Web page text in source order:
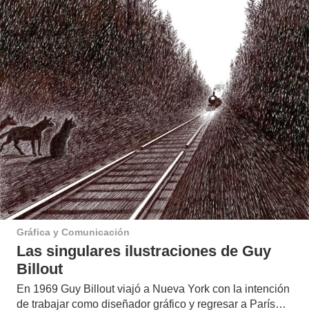
Gráfica y Comunicación
Las singulares ilustraciones de Guy
Billout
En 1969 Guy Billout viajó a Nueva York con la intención
de trabajar como diseñador gráfico y regresar a París…